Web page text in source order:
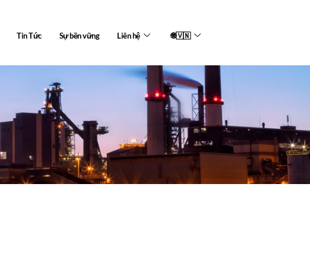
Tin Tức Sự bền vững Liên hệ 🌐🇻🇳